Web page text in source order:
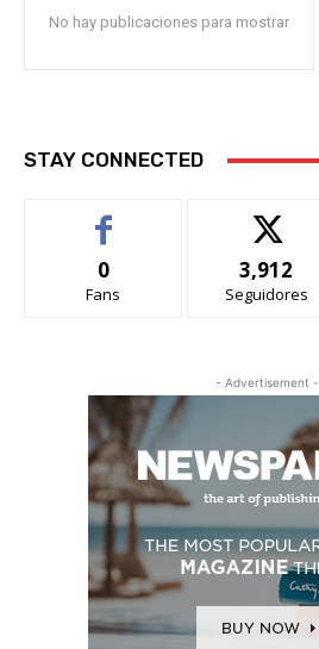
No hay publicaciones para mostrar
STAY CONNECTED
0
Fans
3,912
Seguidores
- Advertisement -